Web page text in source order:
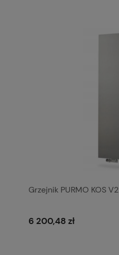
Grzejnik PURMO KOS
6 200,48 zł